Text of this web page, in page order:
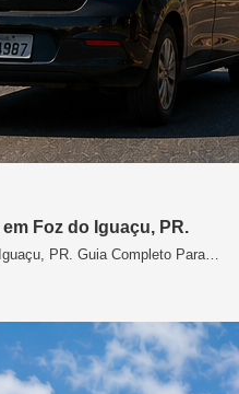
Foz do Iguaçu, PR.
PR. Guia Completo Para…